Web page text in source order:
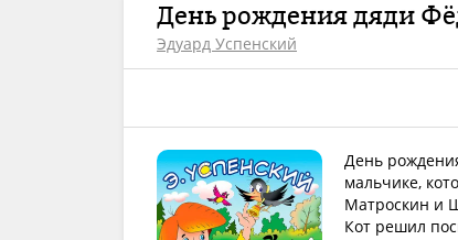
День рождения дяди
Эдуард Успенский
День
мальчике,
Матроскин и
Кот решил